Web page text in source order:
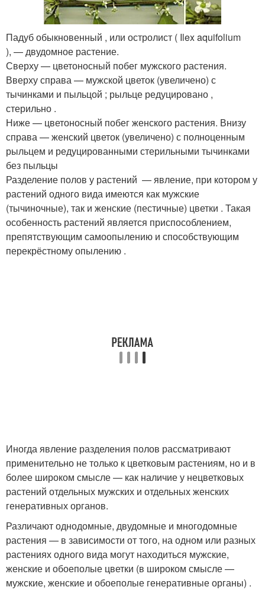
Падуб обыкновенный , или остролист ( Ilex aquifolium
), — двудомное растение.
Сверху — цветоносный побег мужского растения.
Вверху справа — мужской цветок (увеличено) с
тычинками и пыльцой ; рыльце редуцировано ,
стерильно .
Ниже — цветоносный побег женского растения. Внизу
справа — женский цветок (увеличено) с полноценным
рыльцем и редуцированными стерильными тычинками
без пыльцы
Разделение полов у растений — явление, при котором у
растений одного вида имеются как мужские
(тычиночные), так и женские (пестичные) цветки . Такая
особенность растений является приспособлением,
препятствующим самоопылению и способствующим
перекрёстному опылению .
Иногда явление разделения полов рассматривают
применительно не только к цветковым растениям, но и в
более широком смысле — как наличие у нецветковых
растений отдельных мужских и отдельных женских
генеративных органов.
Различают однодомные, двудомные и многодомные
растения — в зависимости от того, на одном или разных
растениях одного вида могут находиться мужские,
женские и обоеполые цветки (в широком смысле —
мужские, женские и обоеполые генеративные органы) .